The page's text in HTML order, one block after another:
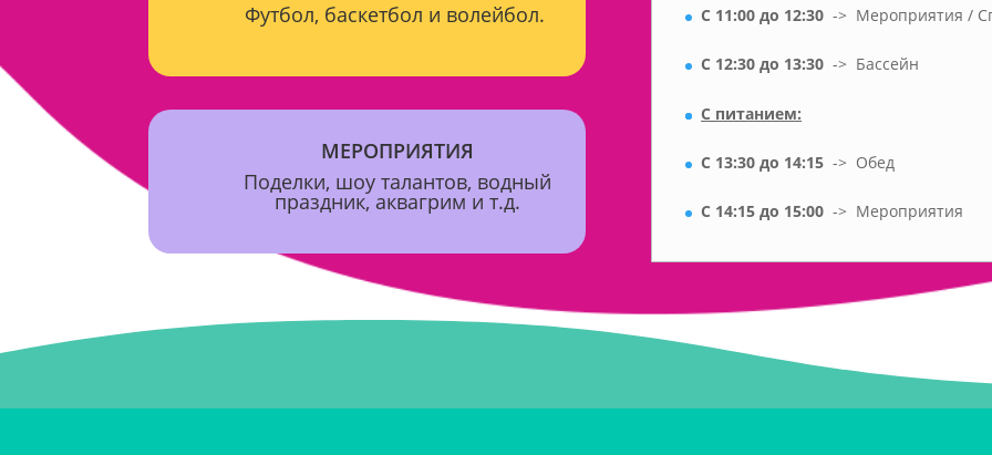
Футбол, баскетбол и волейбол.
МЕРОПРИЯТИЯ
Поделки, шоу талантов, водный
праздник, аквагрим и т.д.
С 11:00 до 12:30 -> Мероприятия /
С 12:30 до 13:30 -> Бассейн
С питанием:
С 13:30 до 14:15 -> Обед
С 14:15 до 15:00 -> Мероприятия